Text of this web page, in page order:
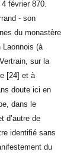
février 870.
- son
du monastère
Laonnois (à
sur la
[24] et à
doute ici en
dans le
d’autre de
identifié sans
du